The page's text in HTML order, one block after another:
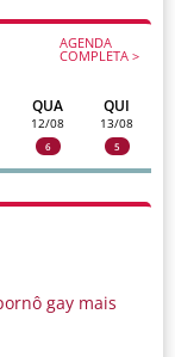
AGENDA
COMPLETA >
QUA
12/08
6
QUI
13/08
5
gay mais